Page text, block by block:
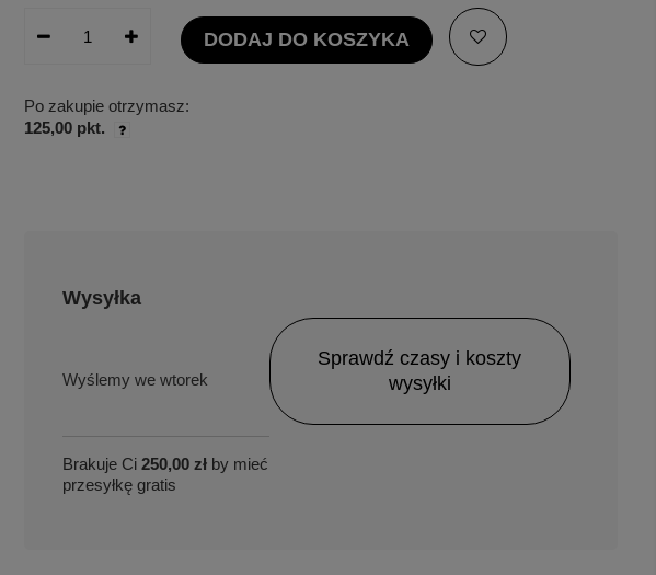
DODAJ DO KOSZYKA
Po zakupie otrzymasz:
125,00 pkt.
Wysyłka
we wtorek
Brakuje Ci 250,00 zł by mieć
przesyłkę gratis
Sprawdź czasy i koszty
wysyłki